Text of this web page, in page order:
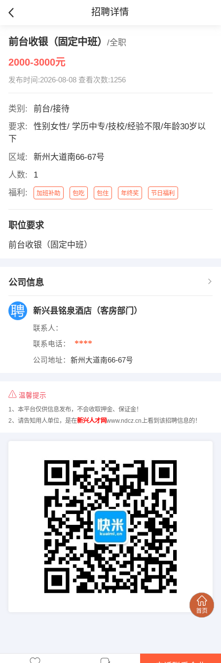
招聘详情
前台收银（固定中班） /全职
2000-3000元
发布时间:2026-08-08 查看次数:1256
类别:
前台/接待
要求:
性别女性/ 学历中专/技校/经验不限/年龄30岁以
下
区域:
新州大道南66-67号
人数:
1
福利:
加班补助 包吃 包住 年终奖 节日福利
职位要求
前台收银（固定中班）
公司信息
新兴县铭泉酒店（客房部门）
联系人：
联系电话： ****
公司地址： 新州大道南66-67号
温馨提示
1、本平台仅供信息发布，不会收取押金、保证金！
2、请告知用人单位，是在新兴人才网www.ndcz.cn上看到该招聘信息的！